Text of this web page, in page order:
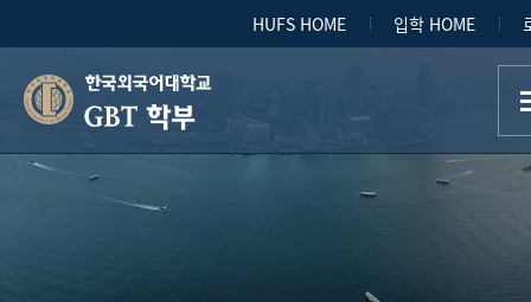
HUFS HOME 입학 HOME
GBT 학부